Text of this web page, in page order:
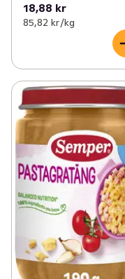
18,88 kr
85,82 kr /kg